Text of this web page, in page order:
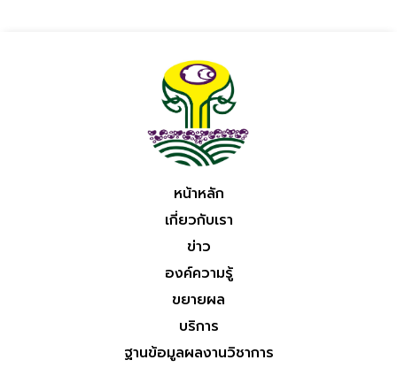
หน้าหลัก
เกี่ยวกับเรา
ข่าว
องค์ความรู้
ขยายผล
บริการ
ฐานข้อมูลผลงานวิชาการ